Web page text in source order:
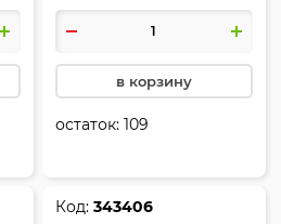
в корзину
остаток:109
Код:343406